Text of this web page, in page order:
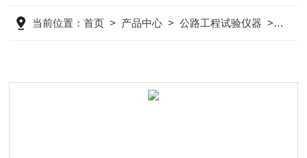
当前位置：首页 > 产品中心 >公路工程试验仪器 > 电动